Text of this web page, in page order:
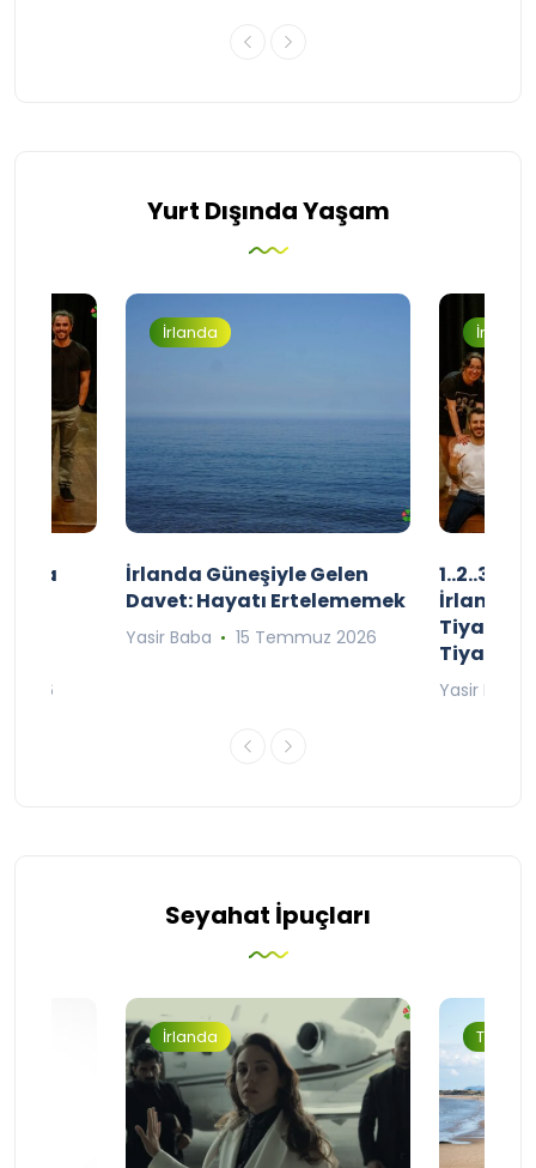
Yurt Dışında Yaşam
2026
İrlanda
İrlanda Güneşiyle Gelen
Davet: Hayatı Ertelememek
Yasir Baba 15 Temmuz 2026
İrlanda
1..2..3..
Tiyatro
Yasir Baba
Seyahat İpuçları
İrlanda Turizm